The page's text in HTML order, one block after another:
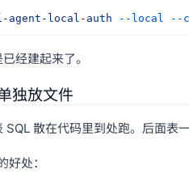
agent-local-auth --local --
经建起来了。
独放文件
散在代码里到处跑。后面表
处：